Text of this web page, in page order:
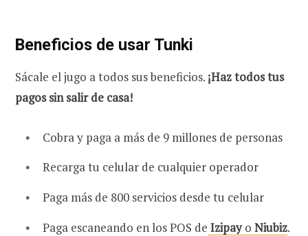
Beneficios de usar Tunki
Sácale el jugo a todos sus beneficios. ¡Haz todos tus
pagos sin salir de casa!
Cobra y paga a más de 9 millones de personas
Recarga tu celular de cualquier operador
Paga más de 800 servicios desde tu celular
Paga escaneando en los POS de Izipayo Niubiz.